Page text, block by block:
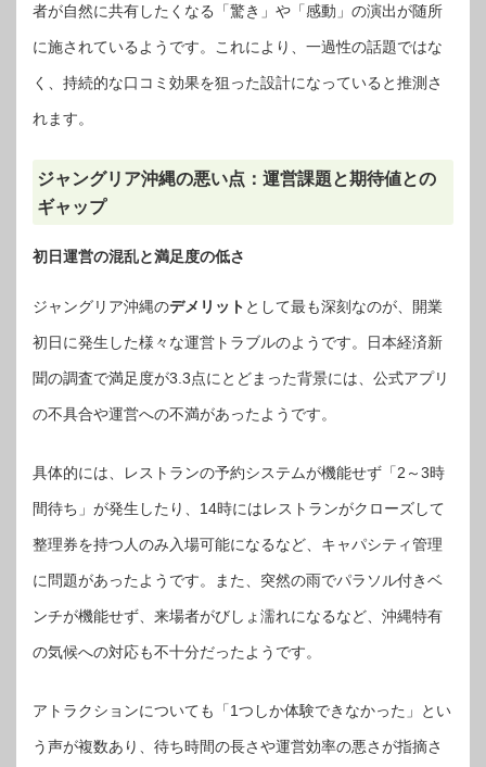
者が自然に共有したくなる「驚き」や「感動」の演出が随所
に施されているようです。これにより、一過性の話題ではな
く、持続的な口コミ効果を狙った設計になっていると推測さ
れます。
ジャングリア沖縄の悪い点：運営課題と期待値との
ギャップ
初日運営の混乱と満足度の低さ
ジャングリア沖縄のデメリット として最も深刻なのが、開業
初日に発生した様々な運営トラブルのようです。日本経済新
聞の調査で満足度が3.3点にとどまった背景には、公式アプリ
の不具合や運営への不満があったようです。
具体的には、レストランの予約システムが機能せず「2～3時
間待ち」が発生したり、14時にはレストランがクローズして
整理券を持つ人のみ入場可能になるなど、キャパシティ管理
に問題があったようです。また、突然の雨でパラソル付きベ
ンチが機能せず、来場者がびしょ濡れになるなど、沖縄特有
の気候への対応も不十分だったようです。
アトラクションについても「1つしか体験できなかった」とい
う声が複数あり、待ち時間の長さや運営効率の悪さが指摘さ